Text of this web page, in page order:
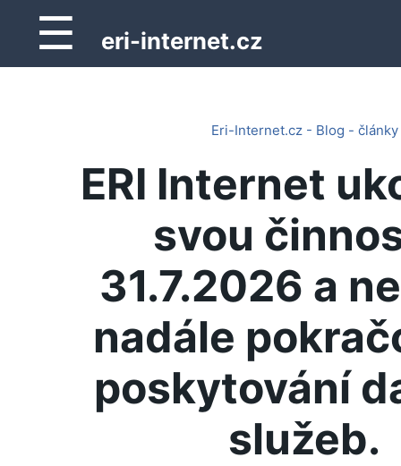
☰ eri-internet.cz
Eri-Internet.cz - Blog - články
ERI Internet
svou
31.7.2026 a
nadále
poskytování
služeb.